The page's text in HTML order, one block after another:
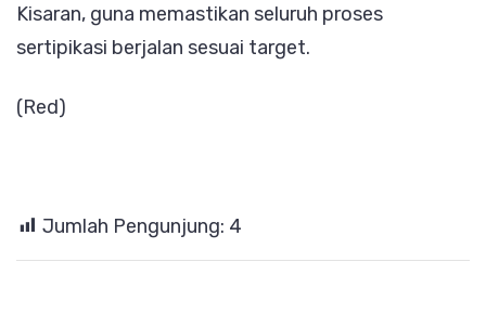
Kisaran, guna memastikan seluruh proses
sertipikasi berjalan sesuai target.
(Red)
Jumlah Pengunjung: 4